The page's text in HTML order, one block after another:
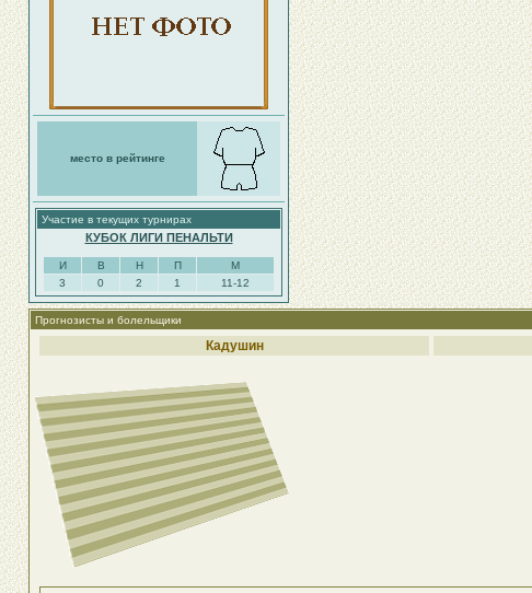
место в рейтинге
Участие в текущих турнирах
КУБОК ЛИГИ ПЕНАЛЬТИ
И В Н П
М
3
0 2 1 11-12
Прогнозисты и болельщики
Кадушин